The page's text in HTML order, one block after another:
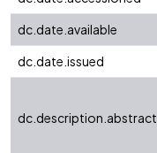
dc.date.available
dc.date.issued
dc.description.abstract